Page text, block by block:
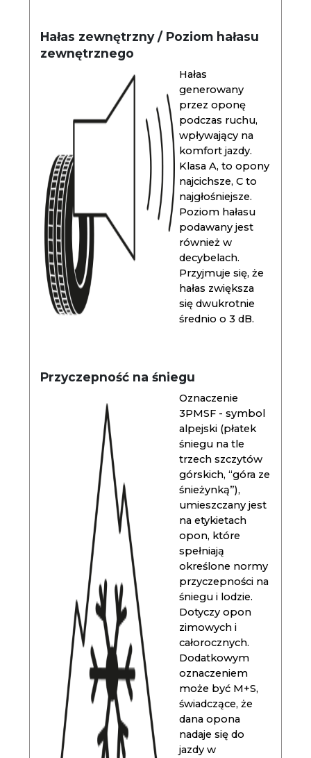
Hałas zewnętrzny / Poziom hałasu
zewnętrznego
Hałas
generowany
przez oponę
podczas ruchu,
wpływający na
komfort jazdy.
Klasa A, to opony
najcichsze, C to
najgłośniejsze.
Poziom hałasu
podawany jest
również w
decybelach.
Przyjmuje się, że
hałas zwiększa
się dwukrotnie
średnio o 3 dB.
Przyczepność na śniegu
Oznaczenie
3PMSF - symbol
alpejski (płatek
śniegu na tle
trzech szczytów
górskich, “góra ze
śnieżynką”),
umieszczany jest
na etykietach
opon, które
spełniają
określone normy
przyczepności na
śniegu i lodzie.
Dotyczy opon
zimowych i
całorocznych.
Dodatkowym
oznaczeniem
może być M+S,
świadczące, że
dana opona
nadaje się do
jazdy w